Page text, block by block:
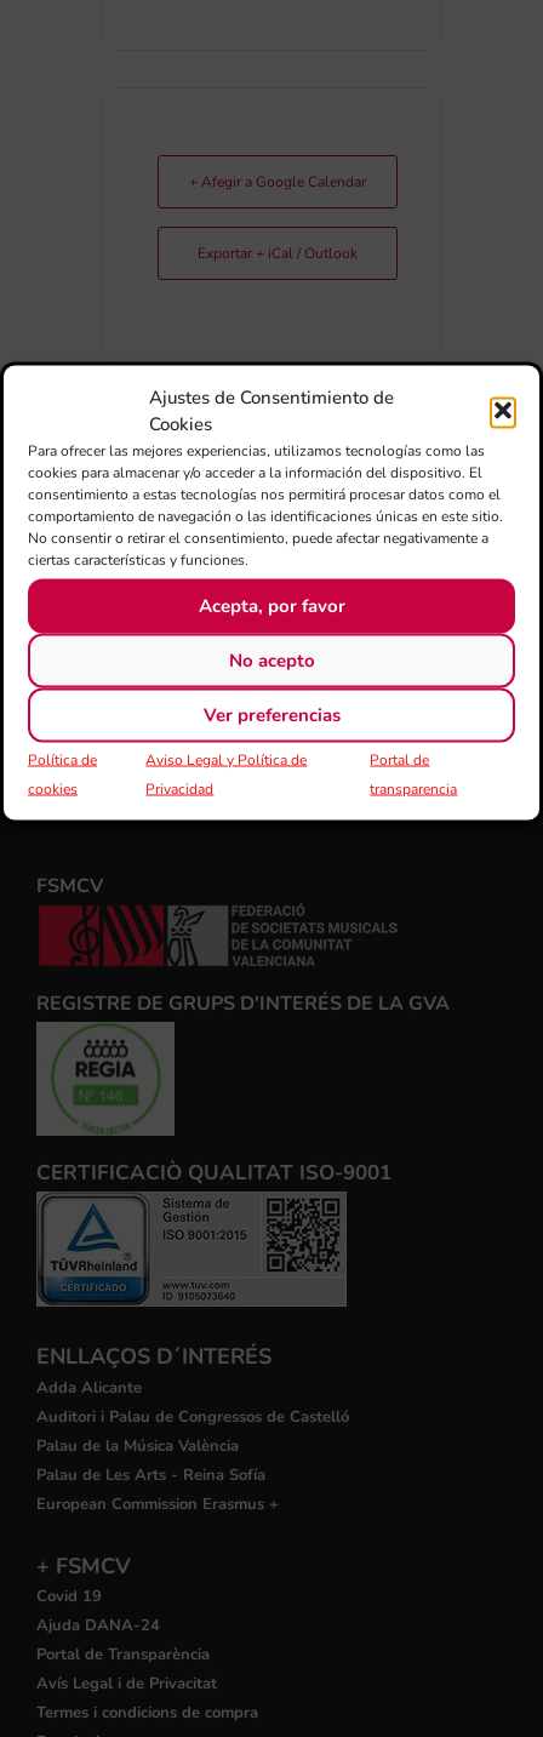
Ajustes de Consentimiento de
Cookies
Para ofrecer las mejores experiencias, utilizamos tecnologías como las
cookies para almacenar y/o acceder a la información del dispositivo. El
consentimiento a estas tecnologías nos permitirá procesar datos como el
comportamiento de navegación o las identificaciones únicas en este sitio.
No consentir o retirar el consentimiento, puede afectar negativamente a
ciertas características y funciones.
Acepta, por favor
No acepto
Ver preferencias
Política de
cookies
Aviso Legal y Política de
Privacidad
Portal de
transparencia
+ Afegir a Google Calendar
Exportar + iCal / Outlook
COMPARTIR
ESDEVENIMENT
FSMCV
REGISTRE DE GRUPS D'INTERÉS DE LA GVA
CERTIFICACIÒ QUALITAT ISO-9001
ENLLAÇOS D´INTERÉS
Adda Alicante
Auditori i Palau de Congressos de Castelló
Palau de la Música València
Palau de Les Arts - Reina Sofía
European Commission Erasmus +
+ FSMCV
Covid 19
Ajuda DANA-24
Portal de Transparència
Avís Legal i de Privacitat
Termes i condicions de compra